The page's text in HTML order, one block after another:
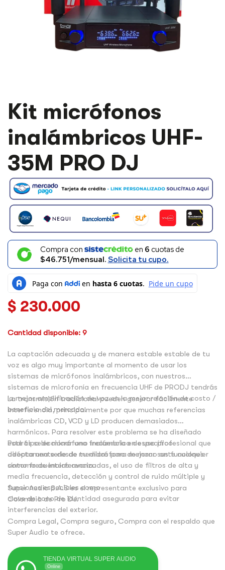
Kit micrófonos
inalámbricos UHF-
35M PRO DJ
Compra con en 6 cuotas de
$46.751/mensual. Solicita tu cupo.
$ 230.000
Cantidad disponible: 9
La captación adecuada y de manera estable estable de tu
voz es algo muy importante al momento de usar los
sistemas de micrófonos inalámbricos, con nuestros
sistemas de microfonía en frecuencia UHF de PRODJ tendrás
la mejor amplificación de voz en la mejor relación de costo /
beneficio del mercado.
La transmisión tradicional pueden generar fácilmente
interferencia, principalmente por que muchas referencias
inalámbricas CD, VCD y LD producen demasiados
harmónicos. Para resolver este problema se ha diseñado
este tipo de micrófono inalámbrico de uso profesional que
adopta una serie de medidas para mejorar sus funciones
como frecuencias avanzadas, el uso de filtros de alta y
media frecuencia, detección y control de ruido múltiple y
funciones especiales como
clave de tono de identidad asegurada para evitar
interferencias del exterior.
Podrás seleccionar una frecuencia en específico
diréctamente desde tu micrófono de mano ante cualquier
síntoma de interferencia.
Super Audio S.A.S es el representante exclusivo para
Colombia de Pro DJ.
Compra Legal, Compra seguro, Compra con el respaldo que
Super Audio te ofrece.
TIENDA VIRTUAL SUPER AUDIO
Online
KIT
MICRÓFONOS
INALÁMBRICOS
UHF-
DJ
CANTIDAD